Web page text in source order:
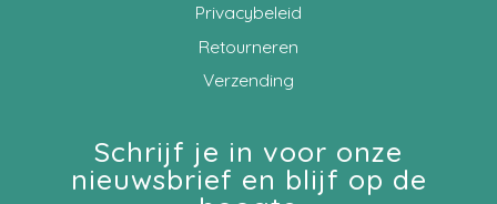
Privacybeleid
Retourneren
Verzending
Schrijf je in voor onze
nieuwsbrief en blijf op de